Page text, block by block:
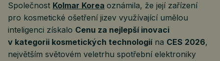
Společnost Kolmar Korea oznámila, že její zařízení
pro kosmetické ošetření jizev využívající umělou
inteligenci získalo Cenu za nejlepší inovaci
v kategorii kosmetických technologiína CES 2026,
největším světovém veletrhu spotřební elektroniky